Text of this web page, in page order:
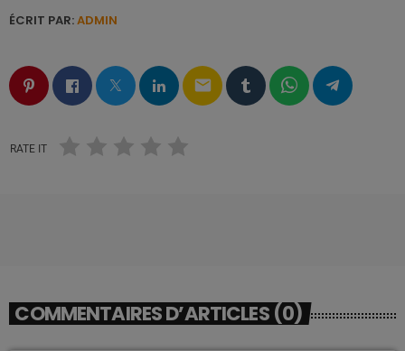
ÉCRIT PAR:ADMIN
email
RATE IT
COMMENTAIRES D’ARTICLES (0)